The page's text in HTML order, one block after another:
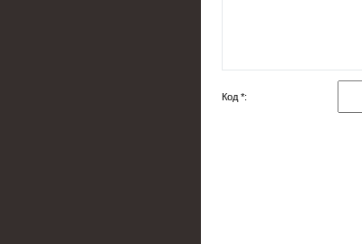
Код *: